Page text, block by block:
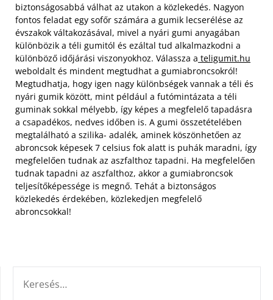
biztonságosabbá válhat az utakon a közlekedés. Nagyon
fontos feladat egy sofőr számára a gumik lecserélése az
évszakok váltakozásával, mivel a nyári gumi anyagában
különbözik a téli gumitól és ezáltal tud alkalmazkodni a
különböző időjárási viszonyokhoz. Válassza a teligumit.hu
weboldalt és mindent megtudhat a gumiabroncsokról!
Megtudhatja, hogy igen nagy különbségek vannak a téli és
nyári gumik között, mint például a futómintázata a téli
guminak sokkal mélyebb, így képes a megfelelő tapadásra
a csapadékos, nedves időben is. A gumi összetételében
megtalálható a szilika- adalék, aminek köszönhetően az
abroncsok képesek 7 celsius fok alatt is puhák maradni, így
megfelelően tudnak az aszfalthoz tapadni. Ha megfelelően
tudnak tapadni az aszfalthoz, akkor a gumiabroncsok
teljesítőképessége is megnő. Tehát a biztonságos
közlekedés érdekében, közlekedjen megfelelő
abroncsokkal!